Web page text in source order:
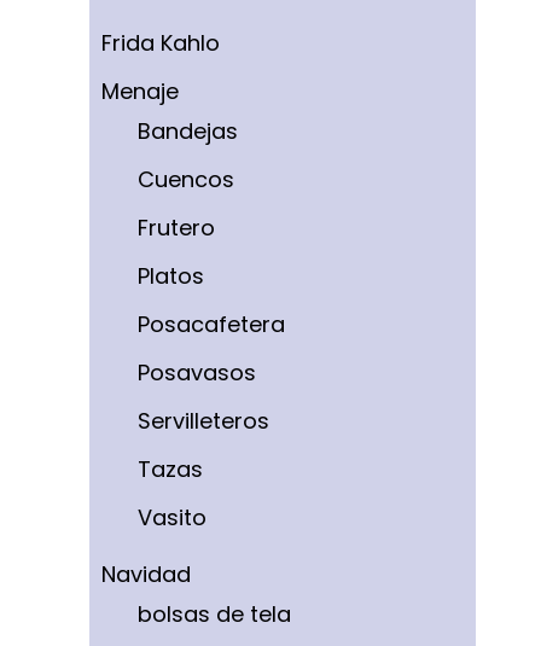
Frida Kahlo
Menaje
Bandejas
Cuencos
Frutero
Platos
Posacafetera
Posavasos
Servilleteros
Tazas
Vasito
Navidad
bolsas de tela